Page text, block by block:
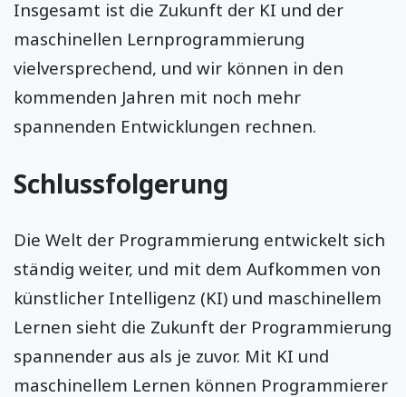
Insgesamt ist die Zukunft der KI und der
maschinellen Lernprogrammierung
vielversprechend, und wir können in den
kommenden Jahren mit noch mehr
spannenden Entwicklungen rechnen.
Schlussfolgerung
Die Welt der Programmierung entwickelt sich
ständig weiter, und mit dem Aufkommen von
künstlicher Intelligenz (KI) und maschinellem
Lernen sieht die Zukunft der Programmierung
spannender aus als je zuvor. Mit KI und
maschinellem Lernen können Programmierer